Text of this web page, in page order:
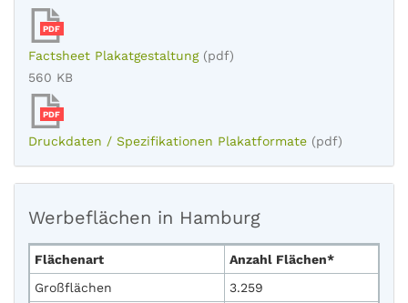
PDF
Factsheet Plakatgestaltung (pdf)
560 KB
PDF
Druckdaten / Spezifikationen Plakatformate (pdf)
Werbeflächen in Hamburg
Flächenart
Anzahl Flächen*
Großflächen
3.259